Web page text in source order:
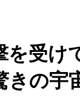
を受
きの宇